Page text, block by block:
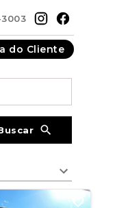
do Cliente